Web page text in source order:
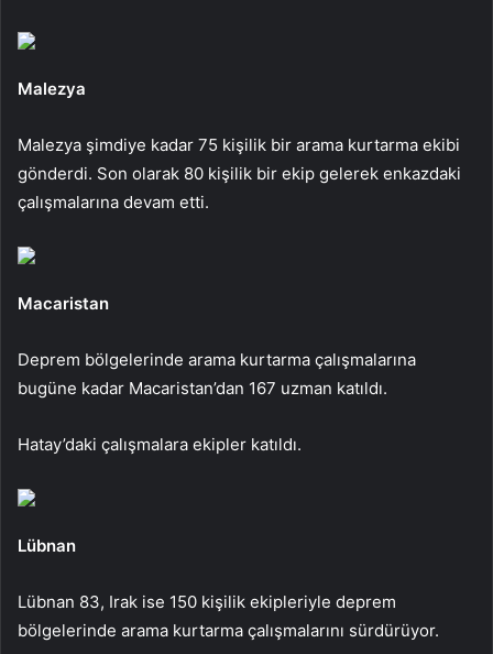
Malezya
Malezya şimdiye kadar 75 kişilik bir arama kurtarma ekibi
gönderdi. Son olarak 80 kişilik bir ekip gelerek enkazdaki
çalışmalarına devam etti.
Macaristan
Deprem bölgelerinde arama kurtarma çalışmalarına
bugüne kadar Macaristan’dan 167 uzman katıldı.
Hatay’daki çalışmalara ekipler katıldı.
Lübnan
Lübnan 83, Irak ise 150 kişilik ekipleriyle deprem
bölgelerinde arama kurtarma çalışmalarını sürdürüyor.